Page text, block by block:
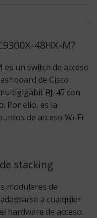
48HX-M?
es un switch de acceso
de Cisco
RJ-45 con
Por ello, es la
de acceso Wi-Fi
stacking
modulares de
a cualquier
hardware de acceso.